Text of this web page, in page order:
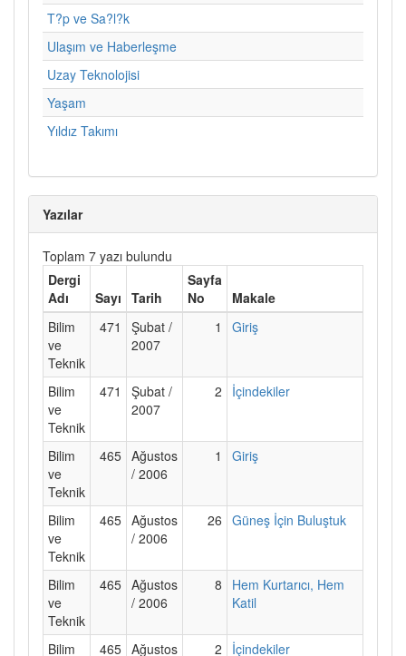
T?p ve Sa?l?k
Ulaşım ve Haberleşme
Uzay Teknolojisi
Yaşam
Yıldız Takımı
Yazılar
Toplam 7 yazı bulundu
Dergi
Adı
Sayı Tarih
Sayfa
No
Makale
Bilim
ve
Teknik
471
Şubat /
2007
1 Giriş
Bilim
ve
Teknik
471
Şubat /
2007
2 İçindekiler
Bilim
ve
Teknik
465 Ağustos
/ 2006
1 Giriş
Bilim
ve
Teknik
465 Ağustos
/ 2006
26 Güneş İçin Buluştuk
Bilim
ve
Teknik
465 Ağustos
/ 2006
8
Hem Kurtarıcı, Hem
Katil
Bilim 465 Ağustos 2 İçindekiler